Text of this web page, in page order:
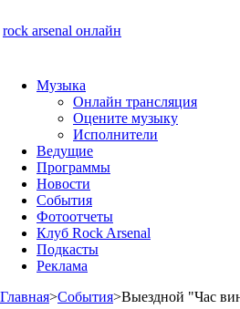
rock arsenal онлайн
Музыка
Онлайн трансляция
Оцените музыку
Исполнители
Ведущие
Программы
Новости
События
Фотоотчеты
Клуб Rock Arsenal
Подкасты
Реклама
Главная>События>Выездной "Час